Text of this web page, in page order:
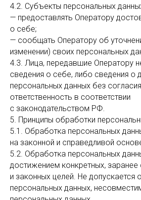
4.2. Субъекты персональных
— предоставлять Оператору
о себе;
— сообщать Оператору об
изменении) своих персональных
4.3. Лица, передавшие Оператору
сведения о себе, либо сведения о
персональных данных без
ответственность в соответствии
с законодательством РФ.
5. Принципы обработки
5.1. Обработка персональных
на законной и справедливой
5.2. Обработка персональных
достижением конкретных, заранее
и законных целей. Не допускается
персональных данных,